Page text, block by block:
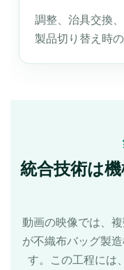
調整、治具交換
製品切り替え時
統合技術は
動画の映像では、
が不織布バッグ製
す。この工程には